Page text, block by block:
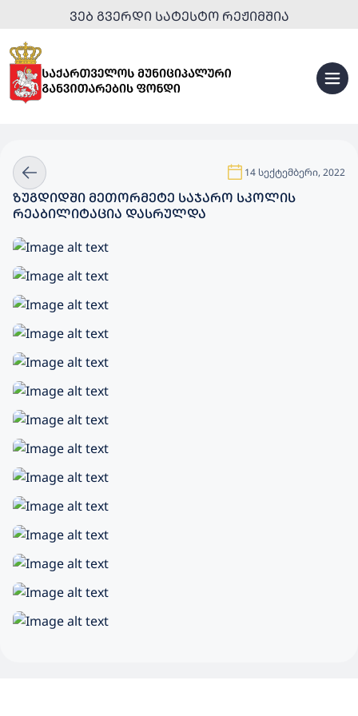
ᲕᲔᲑ ᲒᲕᲔᲠᲓᲘ ᲡᲐᲢᲔᲡᲢᲝ ᲠᲔᲟᲘᲛᲨᲘᲐ
14 სექტემბერი, 2022
ᲖᲣᲒᲓᲘᲓᲨᲘ ᲛᲔᲗᲝᲠᲛᲔᲢᲔ ᲡᲐᲯᲐᲠᲝ ᲡᲙᲝᲚᲘᲡ
ᲠᲔᲐᲑᲘᲚᲘᲢᲐᲪᲘᲐ ᲓᲐᲡᲠᲣᲚᲓᲐ